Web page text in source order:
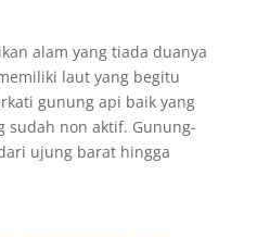
alam yang tiada duanya
laut yang begitu
gunung api baik yang
sudah non aktif. Gunung-
ujung barat hingga